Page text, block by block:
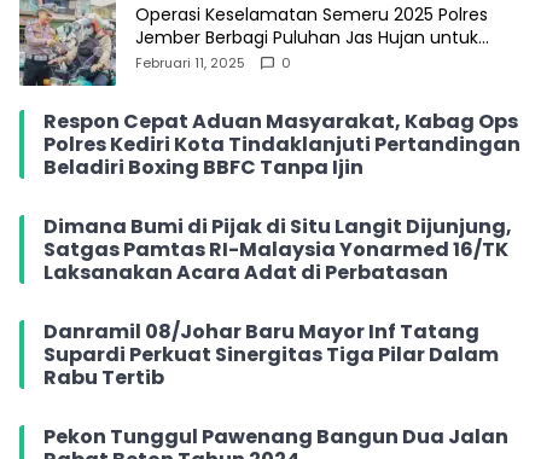
Operasi Keselamatan Semeru 2025 Polres
Jember Berbagi Puluhan Jas Hujan untuk
Pengendara Roda Dua
Februari 11, 2025 0
Respon Cepat Aduan Masyarakat, Kabag Ops
Polres Kediri Kota Tindaklanjuti Pertandingan
Beladiri Boxing BBFC Tanpa Ijin
Dimana Bumi di Pijak di Situ Langit Dijunjung,
Satgas Pamtas RI-Malaysia Yonarmed 16/TK
Laksanakan Acara Adat di Perbatasan
Danramil 08/Johar Baru Mayor Inf Tatang
Supardi Perkuat Sinergitas Tiga Pilar Dalam
Rabu Tertib
Pekon Tunggul Pawenang Bangun Dua Jalan